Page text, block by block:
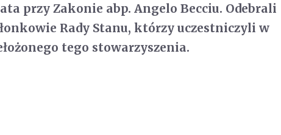
przy Zakonie abp. Angelo Becciu. Odebrali
Rady Stanu, którzy uczestniczyli w
tego stowarzyszenia.